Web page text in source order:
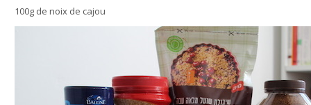
100g de noix de cajou